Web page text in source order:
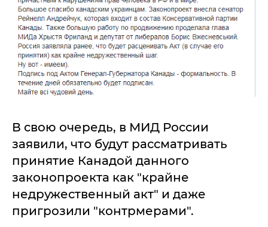
В свою очередь, в МИД России
заявили, что будут рассматривать
принятие Канадой данного
законопроекта как "крайне
недружественный акт" и даже
пригрозили "контрмерами".